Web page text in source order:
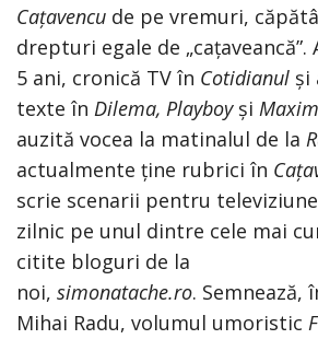
Cațavencu de pe vremuri,
drepturi egale de
5 ani, cronică TV în Cotidianul și
texte în Dilema, Playboyși Maxim
auzită vocea la matinalul de la
actualmente ține rubrici în
scrie scenarii pentru
zilnic pe unul dintre cele mai
citite bloguri de la
noi, simonatache.ro. Semnează,
Mihai Radu, volumul umoristic